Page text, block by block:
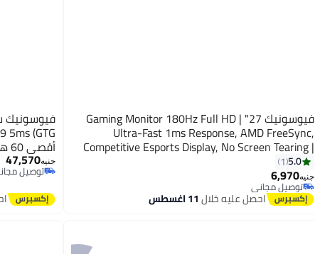
فيوسونيك 27" Gaming Monitor 180Hz Full HD |
Ultra-Fast 1ms Response, AMD FreeSync,
Competitive Esports Display, No Screen Tearing |
VX27G1-HD | Black
5.0
1
جنيه6,970
توصيل مجاني
توصيل مجانياحصل عليه خلال11 اغسطس
CHAIN نوع هيدروليكي C
جنيه47,570
توصيل
توصيل